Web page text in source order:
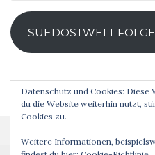
Adresse
SUEDOSTWELT
Datenschutz und Cookies: Diese
du die Website weiterhin nutzt,
Cookies zu.
Weitere Informationen,